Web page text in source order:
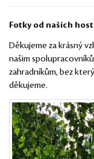
Fotky od naších
Děkujeme za krásný
našim
zahradníkům, bez
děkujeme.